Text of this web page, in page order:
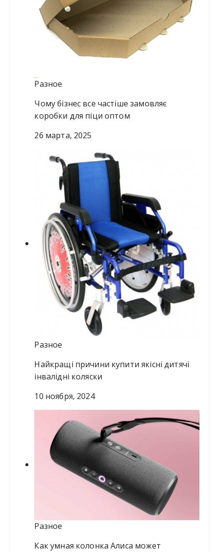
Разное
Чому бізнес все частіше замовляє
коробки для піци оптом
26 марта, 2025
Разное
Найкращі причини купити якісні дитячі
інвалідні коляски
10 ноября, 2024
Разное
Как умная колонка Алиса может